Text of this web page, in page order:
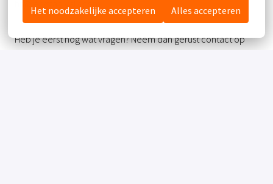
Het noodzakelijke accepteren Alles accepteren
Heb je eerst nog wat vragen? Neem dan gerust contact op